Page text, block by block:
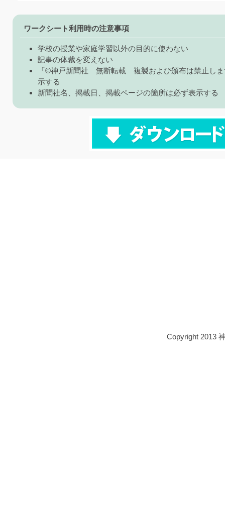
ワークシート利用時の注意事項
学校の授業や家庭学習以外の目的に使わない
記事の体裁を変えない
「©神戸新聞社 無断転載 複製および頒布は禁止しま
示する
新聞社名、掲載日、掲載ページの箇所は必ず表示する
Copyright 2013